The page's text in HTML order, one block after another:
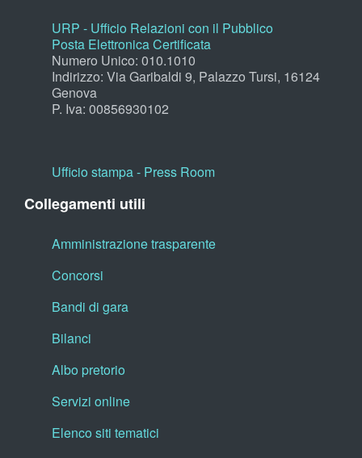
URP - Ufficio Relazioni con il Pubblico
Posta Elettronica Certificata
Numero Unico: 010.1010
Indirizzo: Via Garibaldi 9, Palazzo Tursi, 16124
Genova
P. Iva: 00856930102
Ufficio stampa - Press Room
Collegamenti utili
Amministrazione trasparente
Concorsi
Bandi di gara
Bilanci
Albo pretorio
Servizi online
Elenco siti tematici